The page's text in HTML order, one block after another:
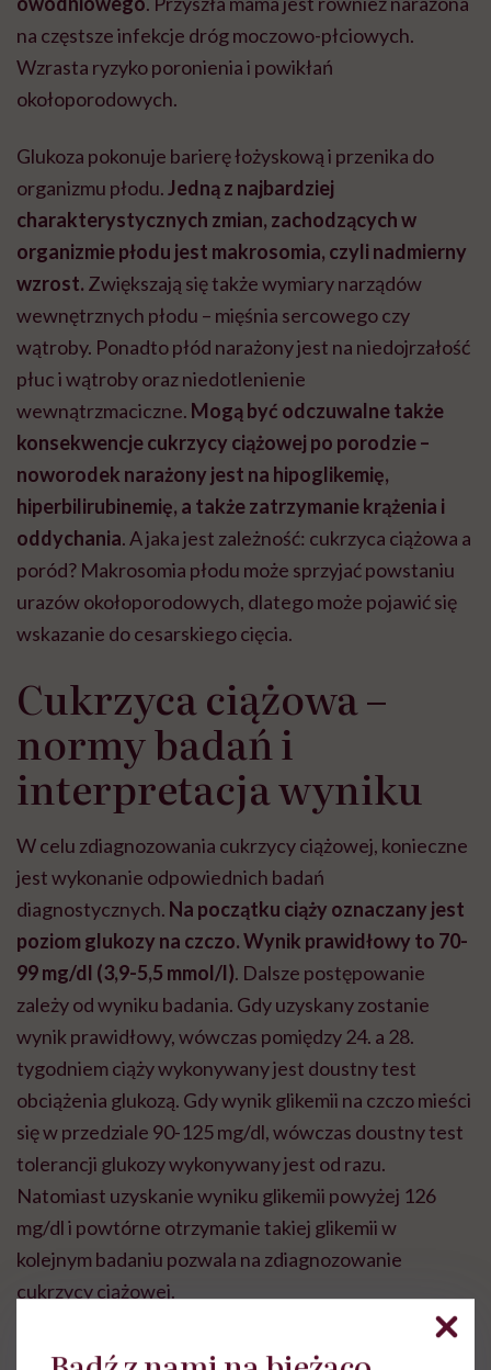
na częstsze infekcje dróg moczowo-płciowych.
Wzrasta ryzyko poronienia i powikłań
okołoporodowych.
Glukoza pokonuje barierę łożyskową i przenika do
organizmu płodu.Jedną z najbardziej
charakterystycznych zmian, zachodzących w
organizmie płodu jest makrosomia, czyli nadmierny
wzrost. Zwiększają się także wymiary narządów
wewnętrznych płodu – mięśnia sercowego czy
wątroby. Ponadto płód narażony jest na niedojrzałość
płuc i wątroby oraz niedotlenienie
wewnątrzmaciczne. Mogą być odczuwalne także
konsekwencje cukrzycy ciążowej po porodzie –
noworodek narażony jest na hipoglikemię,
hiperbilirubinemię, a także zatrzymanie krążenia i
oddychania. A jaka jest zależność: cukrzyca ciążowa a
poród? Makrosomia płodu może sprzyjać powstaniu
urazów okołoporodowych, dlatego może pojawić się
wskazanie do cesarskiego cięcia.
Cukrzyca ciążowa –
normy badań i
interpretacja wyniku
W celu zdiagnozowania cukrzycy ciążowej, konieczne
jest wykonanie odpowiednich badań
diagnostycznych. Na początku ciąży oznaczany jest
poziom glukozy na czczo. Wynik prawidłowy to 70-
99 mg/dl (3,9-5,5 mmol/l). Dalsze postępowanie
zależy od wyniku badania. Gdy uzyskany zostanie
wynik prawidłowy, wówczas pomiędzy 24. a 28.
tygodniem ciąży wykonywany jest doustny test
obciążenia glukozą. Gdy wynik glikemii na czczo mieści
się w przedziale 90-125 mg/dl, wówczas doustny test
tolerancji glukozy wykonywany jest od razu.
Natomiast uzyskanie wyniku glikemii powyżej 126
mg/dl i powtórne otrzymanie takiej glikemii w
kolejnym badaniu pozwala na zdiagnozowanie
cukrzycy ciążowej.